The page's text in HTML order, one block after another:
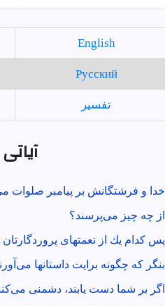
English
Русский
تفسير
خدا و فرشتگانش بر پيامبر صلوات
از چه چيز مى‌پرسند؟
پس كدام يك از نعمتهاى پروردگارتان
بنگر كه چگونه برايت داستانها
اگر بر شما دست يابند، دشمنى